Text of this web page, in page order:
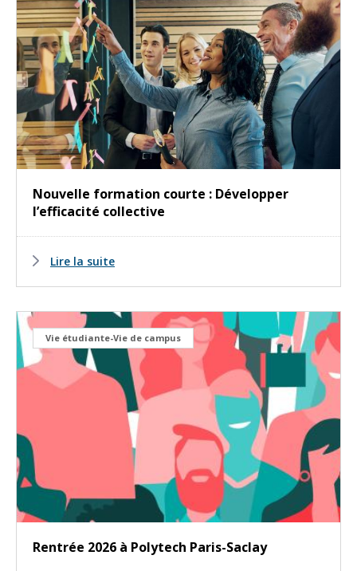
Nouvelle formation courte : Développer
l’efficacité collective
Lire la suite
Vie étudiante-Vie de campus
Rentrée 2026 à Polytech Paris-Saclay